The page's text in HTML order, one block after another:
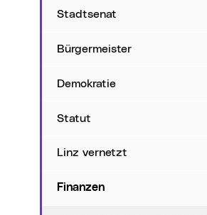
Stadtsenat
Bürgermeister
Demokratie
Statut
Linz vernetzt
Finanzen